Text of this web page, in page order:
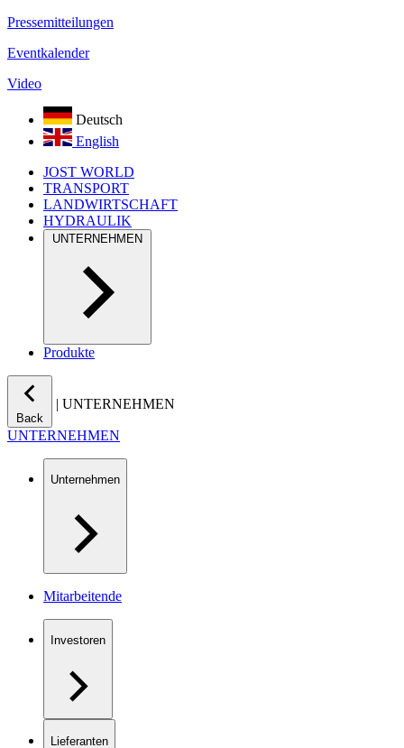
Pressemitteilungen
Eventkalender
Video
Deutsch
English
JOST WORLD
TRANSPORT
LANDWIRTSCHAFT
HYDRAULIK
UNTERNEHMEN
Produkte
Back
| UNTERNEHMEN
UNTERNEHMEN
Unternehmen
Mitarbeitende
Investoren
Lieferanten